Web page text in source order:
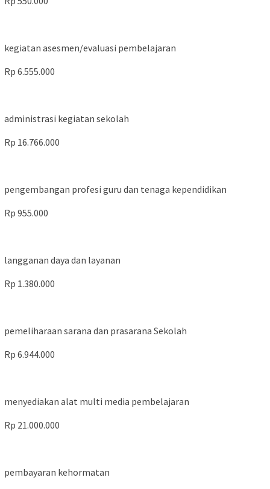
kegiatan asesmen/evaluasi pembelajaran
Rp 6.555.000
administrasi kegiatan sekolah
Rp 16.766.000
pengembangan profesi guru dan tenaga kependidikan
Rp 955.000
langganan daya dan layanan
Rp 1.380.000
pemeliharaan sarana dan prasarana Sekolah
Rp 6.944.000
menyediakan alat multi media pembelajaran
Rp 21.000.000
pembayaran kehormatan